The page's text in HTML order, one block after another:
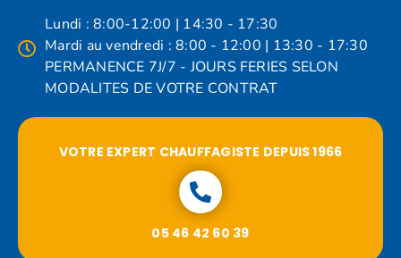
Lundi : 8:00-12:00 | 14:30 - 17:30
Mardi au vendredi : 8:00 - 12:00 | 13:30 - 17:30
PERMANENCE 7J/7 - JOURS FERIES SELON
MODALITES DE VOTRE CONTRAT
VOTRE EXPERT CHAUFFAGISTE DEPUIS 1966
05 46 42 60 39